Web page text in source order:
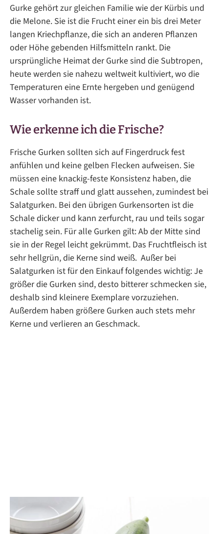
Gurke gehört zur gleichen Familie wie der Kürbis und
die Melone. Sie ist die Frucht einer ein bis drei Meter
langen Kriechpflanze, die sich an anderen Pflanzen
oder Höhe gebenden Hilfsmitteln rankt. Die
ursprüngliche Heimat der Gurke sind die Subtropen,
heute werden sie nahezu weltweit kultiviert, wo die
Temperaturen eine Ernte hergeben und genügend
Wasser vorhanden ist.
Wie erkenne ich die Frische?
Frische Gurken sollten sich auf Fingerdruck fest
anfühlen und keine gelben Flecken aufweisen. Sie
müssen eine knackig-feste Konsistenz haben, die
Schale sollte straff und glatt aussehen, zumindest bei
Salatgurken. Bei den übrigen Gurkensorten ist die
Schale dicker und kann zerfurcht, rau und teils sogar
stachelig sein. Für alle Gurken gilt: Ab der Mitte sind
sie in der Regel leicht gekrümmt. Das Fruchtfleisch ist
sehr hellgrün, die Kerne sind weiß. Außer bei
Salatgurken ist für den Einkauf folgendes wichtig: Je
größer die Gurken sind, desto bitterer schmecken sie,
deshalb sind kleinere Exemplare vorzuziehen.
Außerdem haben größere Gurken auch stets mehr
Kerne und verlieren an Geschmack.